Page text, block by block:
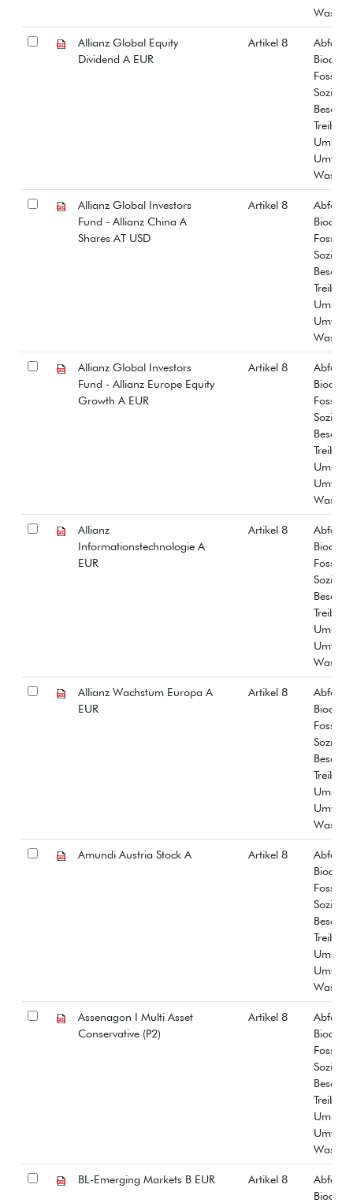
Wasser
Allianz Global Equity
Dividend A EUR
Artikel 8
Abfall
Fossiles
Umwelt
Wasser
Allianz Global Investors
Fund - Allianz China A
Shares AT USD
Artikel 8
Abfall
Fossiles
Umwelt
Wasser
Allianz Global Investors
Fund - Allianz Europe Equity
Growth A EUR
Artikel 8
Abfall
Fossiles
Umwelt
Wasser
Allianz
Informationstechnologie A
EUR
Artikel 8
Abfall
Fossiles
Umwelt
Wasser
Allianz Wachstum Europa A
EUR
Artikel 8
Abfall
Fossiles
Umwelt
Wasser
Amundi Austria Stock A Artikel 8
Abfall
Fossiles
Umwelt
Wasser
Assenagon I Multi Asset
Conservative (P2)
Artikel 8
Abfall
Fossiles
Umwelt
Wasser
BL-Emerging Markets B EUR Artikel 8
Abfall